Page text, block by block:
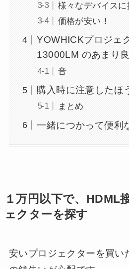
様々なデバイス
価格が安い！
YOWHICKプロジェ
13000LM のあまり
音
購入時に注意したほ
まとめ
一緒につかって便利
１万円以下で、HDML
ェクターを探す
安いプロジェクターを買い